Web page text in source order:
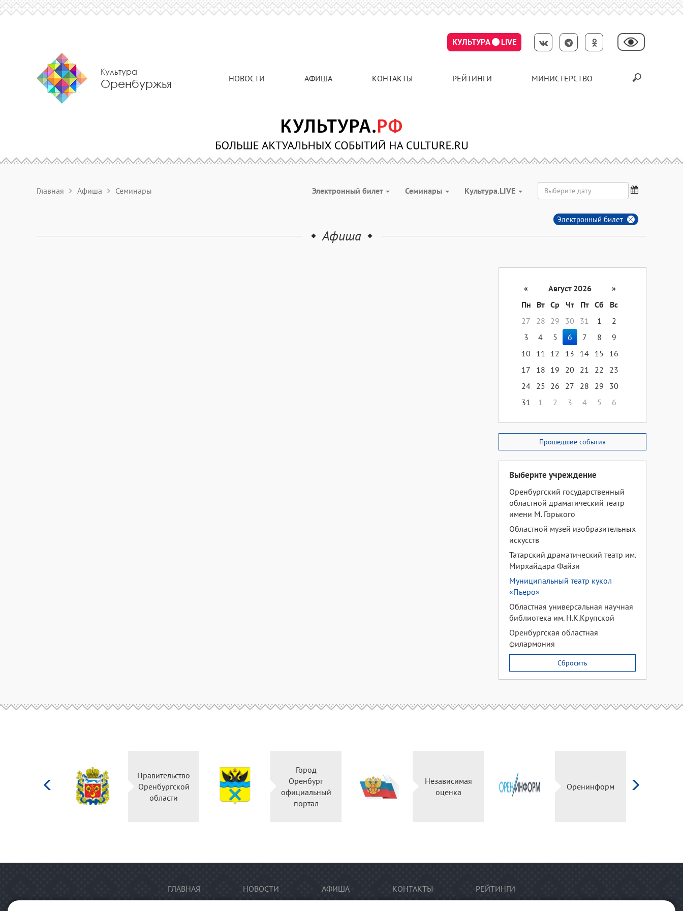
КУЛЬТУРА LIVE
Культура
Оренбуржья НОВОСТИ АФИША КОНТАКТЫ РЕЙТИНГИ МИНИСТЕРСТВО
Главная Афиша Семинары Электронный билет Семинары Культура.LIVE
Электронный билет
Афиша
« Август 2026
»
Пн
Вт Ср Чт Пт Сб
Вс
27
28 29 30 31 1
2
3
4 5 6 7 8
9
10
11 12 13 14 15
16
17
18 19 20 21 22
23
24 25 26 27 28 29
30
31
1 2 3 4 5 6
Прошедшие события
Выберите учреждение
Оренбургский государственный
областной драматический театр
имени М. Горького
Областной музей изобразительных
искусств
Татарский драматический театр им.
Мирхайдара Файзи
Муниципальный театр кукол
«Пьеро»
Областная универсальная научная
библиотека им. Н.К.Крупской
Оренбургская областная
филармония
Сбросить
Правительство
Оренбургской
области
Город
Оренбург
официальный
портал
Независимая
оценка
Оренинформ
ГЛАВНАЯ НОВОСТИ АФИША КОНТАКТЫ РЕЙТИНГИ